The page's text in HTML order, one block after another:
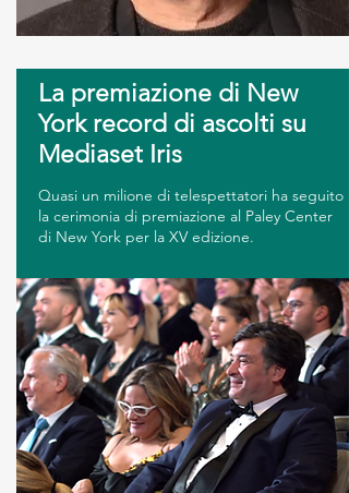
La premiazione di New
York record di ascolti su
Mediaset Iris
Quasi un milione di telespettatori ha seguito
la cerimonia di premiazione al Paley Center
di New York per la XV edizione.